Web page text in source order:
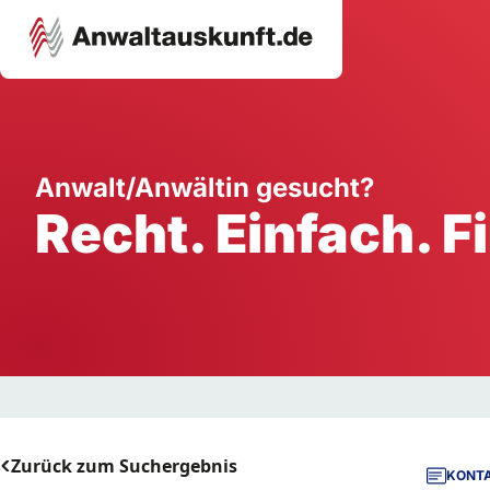
Ausbildung
Handwerk
Dienstleistung
Anwalt/Anwältin gesucht?
Recht. Einfach.
Zurück zum Suchergebnis